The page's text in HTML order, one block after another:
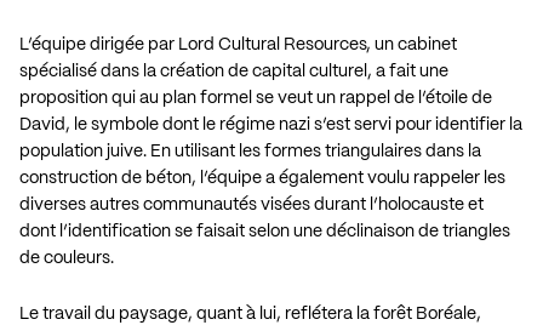
L’équipe dirigée par Lord Cultural Resources, un cabinet
spécialisé dans la création de capital culturel, a fait une
proposition qui au plan formel se veut un rappel de l’étoile de
David, le symbole dont le régime nazi s’est servi pour identifier la
population juive. En utilisant les formes triangulaires dans la
construction de béton, l’équipe a également voulu rappeler les
diverses autres communautés visées durant l’holocauste et
dont l’identification se faisait selon une déclinaison de triangles
de couleurs.
Le travail du paysage, quant à lui, reflétera la forêt Boréale,